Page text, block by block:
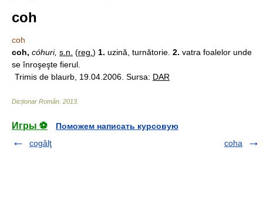
coh
coh
coh, cóhuri, s.n. (reg. ) 1. uzină, turnătorie. 2. vatra foalelor unde
se înroşeşte fierul.
Trimis de blaurb, 19.04.2006. Sursa: DAR
Dicționar Român 2013
Игры ⚽
Поможем написать курсовую
cogâlţ
coha